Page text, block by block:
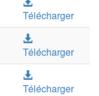
Télécharger
Télécharger
Télécharger